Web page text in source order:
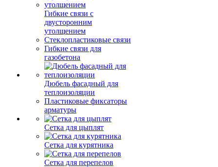
Гибкие связи с
двусторонним
утолщением
Стеклопластиковые связи
Гибкие связи для
газобетона
Дюбель фасадный для
теплоизоляции
Пластиковые фиксаторы
арматуры
Сетка для цыплят
Сетка для курятника
Сетка для перепелов